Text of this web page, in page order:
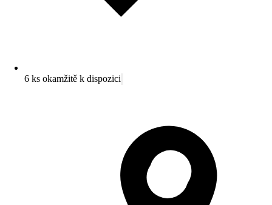
6 ks okamžitě k dispozici